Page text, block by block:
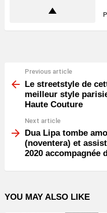
more
Previous article
Le streetstyle de
meilleur style
Haute Couture
Next article
Dua Lipa tombe
(noventera) et
2020 accompagnée
YOU MAY ALSO LIKE